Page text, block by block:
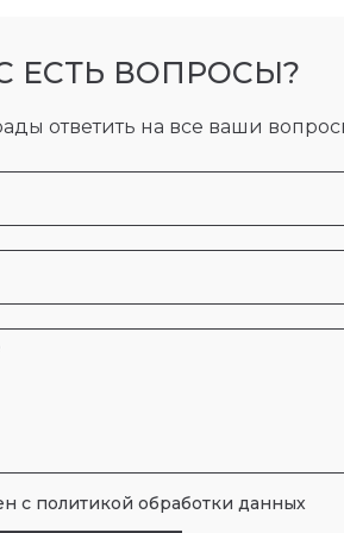
ЕСТЬ ВОПРОСЫ?
ответить на все ваши
с политикой обработки данных